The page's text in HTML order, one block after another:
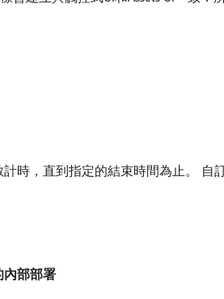
時，直到指定的結束時間為止。
內部部署